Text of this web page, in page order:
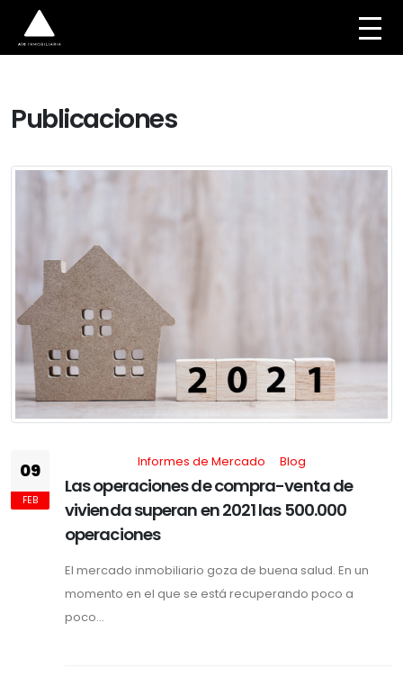
Publicaciones
09
FEB
Informes de Mercado Blog
Las operaciones de compra-venta de
vivienda superan en 2021 las 500.000
operaciones
El mercado inmobiliario goza de buena salud. En un
momento en el que se está recuperando poco a
poco...